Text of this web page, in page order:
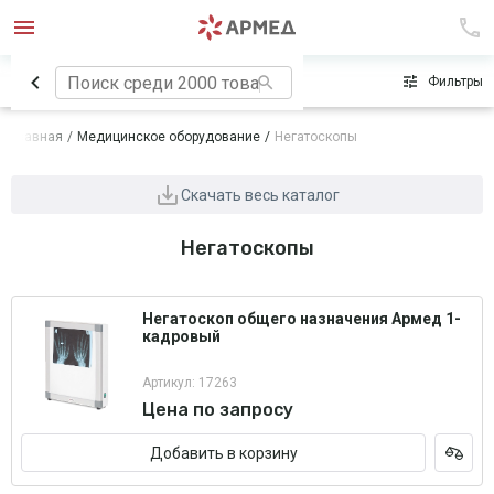
Сначала популярные Фильтры
Главная Медицинское оборудование Негатоскопы
Скачать весь каталог
Негатоскопы
Негатоскоп общего назначения Армед 1-
кадровый
Артикул: 17263
Цена по запросу
Добавить в корзину